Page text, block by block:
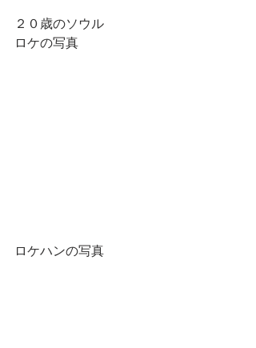
２０歳のソウル
ロケの写真
ロケハンの写真